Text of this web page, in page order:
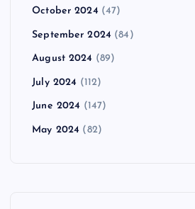
October 2024 (47)
September 2024 (84)
August 2024 (89)
July 2024 (112)
June 2024 (147)
May 2024 (82)